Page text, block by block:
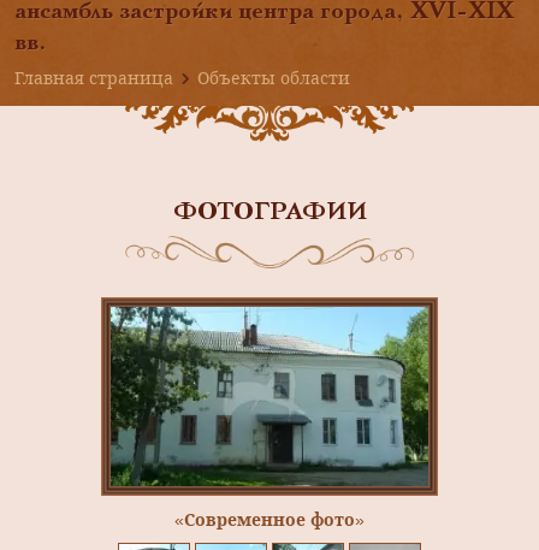
ансамбль застройки центра города, XVI-XIX
вв.
Главная страница
Объекты области
ФОТОГРАФИИ
«Современное фото»